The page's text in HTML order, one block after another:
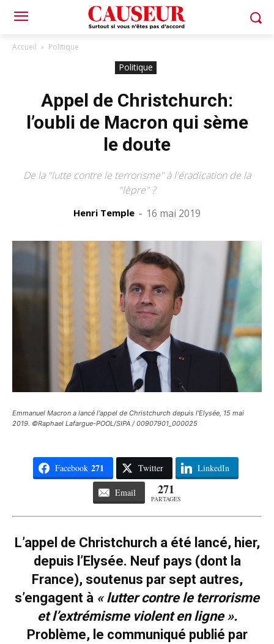
Accueil Politique
Politique
Appel de Christchurch:
l’oubli de Macron qui sème
le doute
De la "lutte contre le terrorisme" à l'éradication de la
"lèpre" ?
Henri Temple - 16 mai 2019
Emmanuel Macron a lancé l'appel de Christchurch depuis l'Elysée, 15 mai
2019. ©Raphael Lafargue-POOL/SIPA / 00907901_000025
Facebook 271 Twitter LinkedIn
Email 271
PARTAGES
L’appel de Christchurch a été lancé, hier,
depuis l’Elysée. Neuf pays (dont la
France), soutenus par sept autres,
s’engagent à « lutter contre le terrorisme
et l’extrémisme violent en ligne ».
Problème, le communiqué publié par